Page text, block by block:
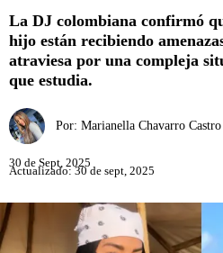
La DJ colombiana confirmó
hijo están recibiendo
atraviesa por una compleja
que estudia.
Por: Marianella Chavarro Castro
30 de Sept, 2025
Actualizado: 30 de sept, 2025